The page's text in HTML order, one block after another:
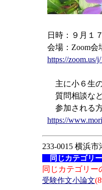
日時：９月１
会場：Zoom会
https://zoom.us/
主に小６生
質問相談など
参加される
https://
233-0015 横浜
同じカテゴリ
同じカテゴリー
受験作文小論文